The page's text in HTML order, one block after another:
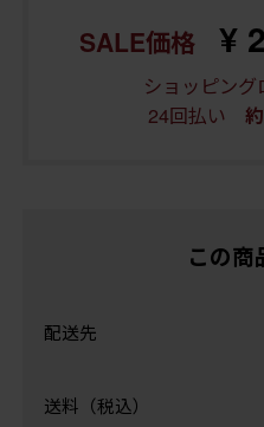
SALE価格 ¥
ショッピン
24回払い
この商
配送先
送料（税込）